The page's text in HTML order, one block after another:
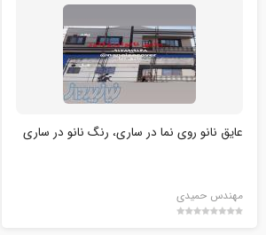
عایق نانو روی نما در ساری، رنگ نانو در ساری
مهندس حمیدی